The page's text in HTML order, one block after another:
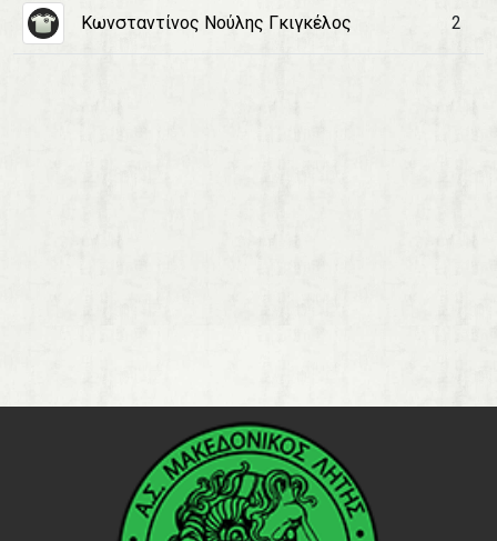
Κωνσταντίνος Νούλης Γκιγκέλος 2